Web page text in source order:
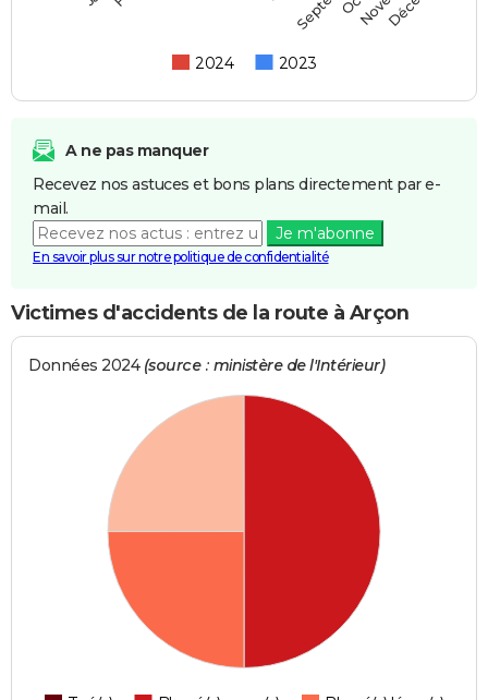
2024 2023
A ne pas manquer
Recevez nos astuces et bons plans directement par e-
mail.
Je m'abonne
En savoir plus sur notre politique de confidentialité
Victimes d'accidents de la route à Arçon
Données 2024 (source : ministère de l'Intérieur)